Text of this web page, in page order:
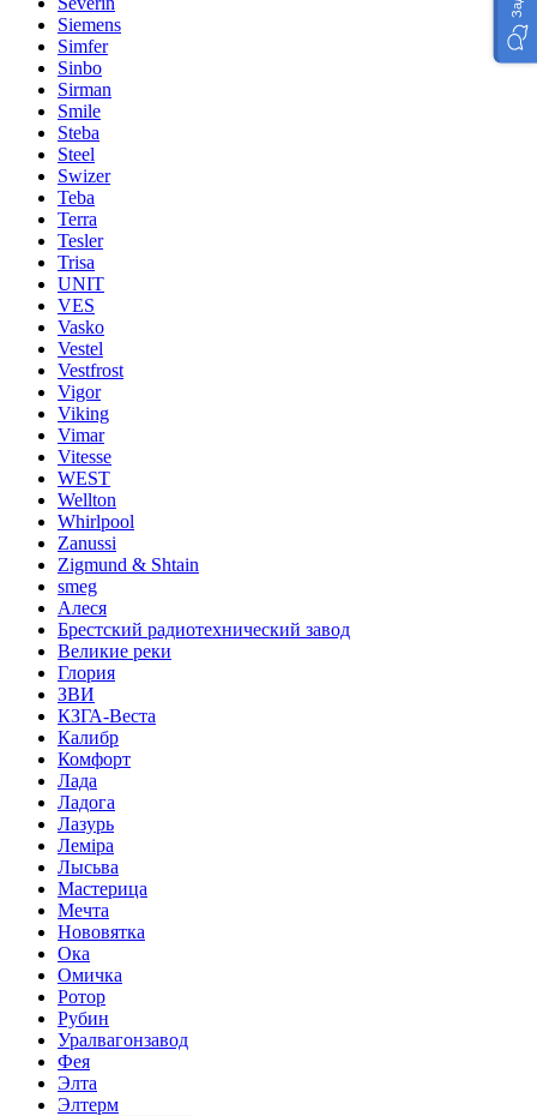
Siemens
Simfer
Sinbo
Sirman
Smile
Steba
Steel
Swizer
Teba
Terra
Tesler
Trisa
UNIT
VES
Vasko
Vestel
Vestfrost
Vigor
Viking
Vimar
Vitesse
WEST
Wellton
Whirlpool
Zanussi
Zigmund & Shtain
smeg
Алеся
Брестский радиотехнический завод
Великие реки
Глория
ЗВИ
КЗГА-Веста
Калибр
Комфорт
Лада
Ладога
Лазурь
Лемiра
Лысьва
Мастерица
Мечта
Нововятка
Ока
Омичка
Ротор
Рубин
Уралвагонзавод
Фея
Элта
Элтерм